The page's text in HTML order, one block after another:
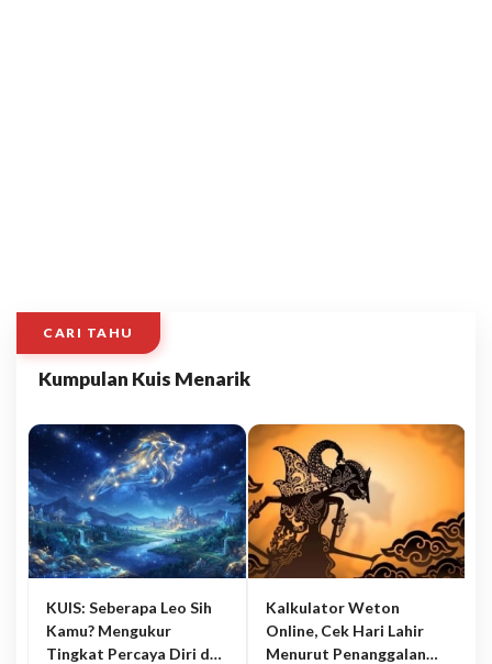
CARI TAHU
Kumpulan Kuis Menarik
KUIS: Seberapa Leo Sih
Kamu? Mengukur
Tingkat Percaya Diri dan
Kalkulator Weton
Online, Cek Hari Lahir
Menurut Penanggalan